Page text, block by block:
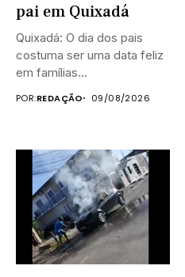
pai em Quixadá
Quixadá: O dia dos pais
costuma ser uma data feliz
em famílias...
POR:REDAÇÃO 09/08/2026